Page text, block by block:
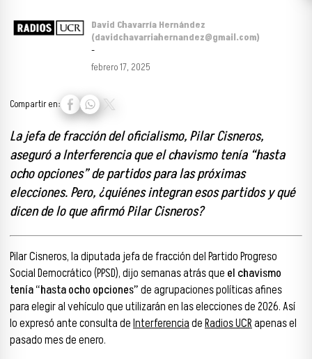
David Chavarría Hernández
(davidchavarriahernandez@gmail.com)
-
febrero 17, 2025
Compartir en:
La jefa de fracción del oficialismo, Pilar Cisneros,
aseguró a Interferencia que el chavismo tenía “hasta
ocho opciones” de partidos para las próximas
elecciones. Pero, ¿quiénes integran esos partidos y qué
dicen de lo que afirmó Pilar Cisneros?
Pilar Cisneros, la diputada jefa de fracción del Partido Progreso
Social Democrático (PPSD), dijo semanas atrás que el chavismo
tenía “hasta ocho opciones”de agrupaciones políticas afines
para elegir al vehículo que utilizarán en las elecciones de 2026. Así
lo expresó ante consulta deInterferenciadeRadios UCRapenas el
pasado mes de enero.